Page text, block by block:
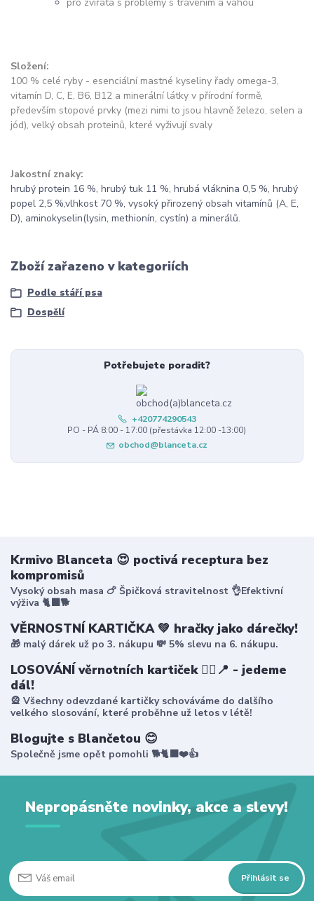
Složení:
100 % celé ryby - esenciální mastné kyseliny řady omega-3,
vitamín D, C, E, B6, B12 a minerální látky v přírodní formě,
především stopové prvky (mezi nimi to jsou hlavně železo, selen a
jód), velký obsah proteinů, které vyživují svaly
Jakostní znaky:
hrubý protein 16 %, hrubý tuk 11 %, hrubá vláknina 0,5 %, hrubý
popel 2,5 %,vlhkost 70 %, vysoký přirozený obsah vitamínů (A, E,
D), aminokyselin(lysin, methionín, cystín) a minerálů.
Zboží zařazeno v kategoriích
Podle stáří psa
Dospělí
Potřebujete poradit?
+420774290543
PO - PÁ 8:00 - 17:00 (přestávka 12:00 -13:00)
obchod@blanceta.cz
Krmivo Blanceta 😍 poctivá receptura bez
kompromisů
Vysoký obsah masa 🍗 Špičková stravitelnost 👌Efektivní
výživa 🐈‍⬛🐕
VĚRNOSTNÍ KARTIČKA 💚 hračky jako dárečky!
🎁 malý dárek už po 3. nákupu 💸 5% slevu na 6. nákupu.
LOSOVÁNÍ věrnotních kartiček 🤸‍♀️📍 - jedeme
dál!
🎡 Všechny odevzdané kartičky schováváme do dalšího
velkého slosování, které proběhne už letos v létě!
Blogujte s Blančetou 😊
Společně jsme opět pomohli 🐕🐈‍⬛❤️👍
Nepropásněte novinky, akce a slevy!
Přihlásit se